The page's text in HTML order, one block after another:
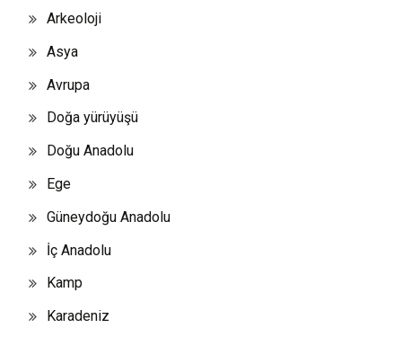
Arkeoloji
Asya
Avrupa
Doğa yürüyüşü
Doğu Anadolu
Ege
Güneydoğu Anadolu
İç Anadolu
Kamp
Karadeniz